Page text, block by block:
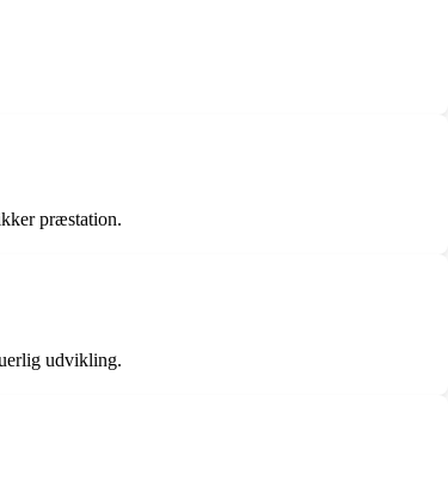
præstation.
udvikling.